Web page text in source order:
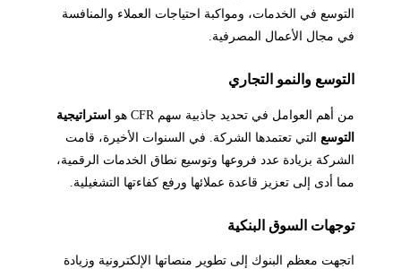
التوسع في الخدمات، ومواكبة احتياجات العملاء والمنافسة
في مجال الأعمال المصرفية.
التوسع والنمو التجاري
من أهم العوامل في تحديد جاذبية سهم CFR هو
استراتيجية
التوسعالتي تعتمدها الشركة. في السنوات الأخيرة، قامت
الشركة بزيادة عدد فروعها وتوسيع نطاق الخدمات الرقمية،
مما أدى إلى تعزيز قاعدة عملائها ورفع كفاءتها التشغيلية.
توجهات السوق البنكية
اتجهت معظم البنوك إلى تطوير منصاتها الإلكترونية وزيادة